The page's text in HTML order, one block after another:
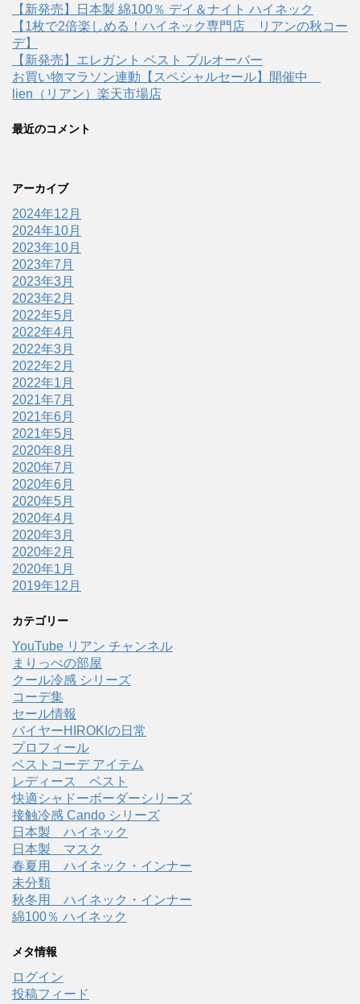
【新発売】日本製 綿100％ デイ＆ナイト ハイネック
【1枚で2倍楽しめる！ハイネック専門店 リアンの秋コー
デ】
【新発売】エレガント ベスト プルオーバー
お買い物マラソン連動【スペシャルセール】開催中
lien（リアン）楽天市場店
最近のコメント
アーカイブ
2024年12月
2024年10月
2023年10月
2023年7月
2023年3月
2023年2月
2022年5月
2022年4月
2022年3月
2022年2月
2022年1月
2021年7月
2021年6月
2021年5月
2020年8月
2020年7月
2020年6月
2020年5月
2020年4月
2020年3月
2020年2月
2020年1月
2019年12月
カテゴリー
YouTube リアン チャンネル
まりっぺの部屋
クール冷感 シリーズ
コーデ集
セール情報
バイヤーHIROKIの日常
プロフィール
ベストコーデ アイテム
レディース ベスト
快適シャドーボーダーシリーズ
接触冷感 Cando シリーズ
日本製 ハイネック
日本製 マスク
春夏用 ハイネック・インナー
未分類
秋冬用 ハイネック・インナー
綿100％ ハイネック
メタ情報
ログイン
投稿フィード